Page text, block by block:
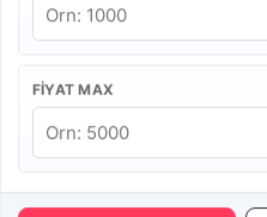
FIYAT MAX
ve ailelere uygun,
ekipler daha doğru olur.
Şehre göre düğün
İstanbul, Ankara,
alternatifi daha fazla
kurulumu ve teknik
dışı